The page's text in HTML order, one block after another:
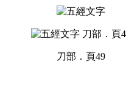
刀部．頁49